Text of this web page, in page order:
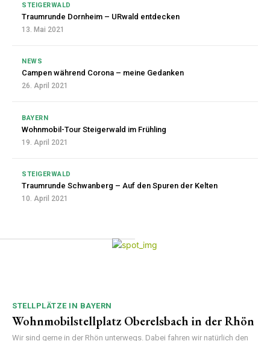
STEIGERWALD
Traumrunde Dornheim – URwald entdecken
13. Mai 2021
NEWS
Campen während Corona – meine Gedanken
26. April 2021
BAYERN
Wohnmobil-Tour Steigerwald im Frühling
19. April 2021
STEIGERWALD
Traumrunde Schwanberg – Auf den Spuren der Kelten
10. April 2021
STELLPLÄTZE IN BAYERN
Wohnmobilstellplatz Oberelsbach in der Rhön
Wir sind gerne in der Rhön unterwegs. Dabei fahren wir natürlich den